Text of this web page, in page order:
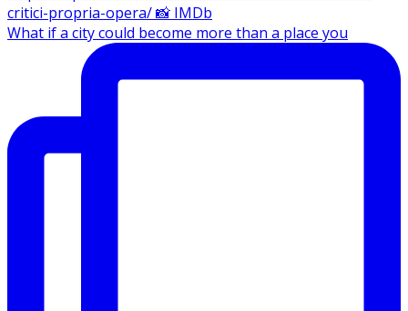
What if a city could become more than a place you